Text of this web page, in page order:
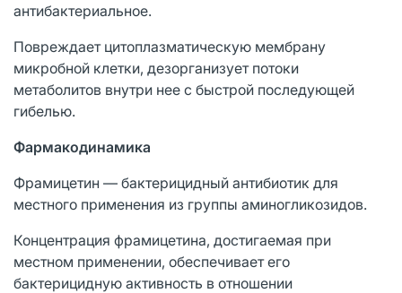
антибактериальное.
Повреждает цитоплазматическую мембрану
микробной клетки, дезорганизует потоки
метаболитов внутри нее с быстрой последующей
гибелью.
Фармакодинамика
Фрамицетин — бактерицидный антибиотик для
местного применения из группы аминогликозидов.
Концентрация фрамицетина, достигаемая при
местном применении, обеспечивает его
бактерицидную активность в отношении